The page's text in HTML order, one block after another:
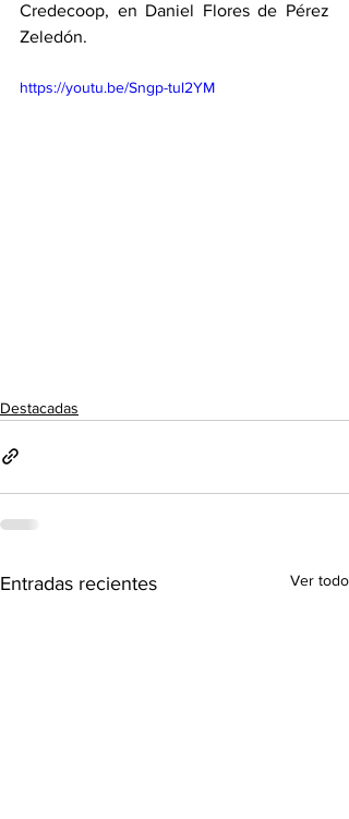
Credecoop, en Daniel Flores de Pérez
Zeledón.
https://youtu.be/Sngp-tul2YM
Destacadas
Entradas recientes Ver todo